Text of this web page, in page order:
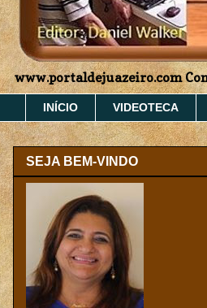
www.portaldejuazeiro.com
INÍCIO VIDEOTECA
SEJA BEM-VINDO